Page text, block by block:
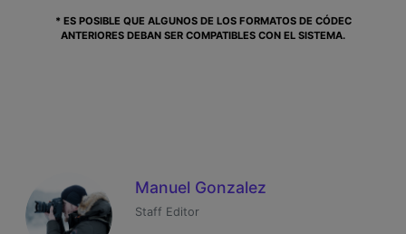
* ES POSIBLE QUE ALGUNOS DE LOS FORMATOS DE CÓDEC
ANTERIORES DEBAN SER COMPATIBLES CON EL SISTEMA.
Manuel Gonzalez
Staff Editor